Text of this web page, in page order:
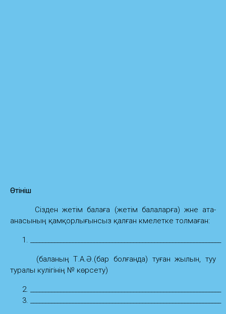
Өтініш
Сізден жетім балаға (жетім балаларға) және ата-
анасының қамқорлығынсыз қалған кәмелетке толмаған:
(баланың Т.А.Ә.(бар болғанда) туған жылын, туу
туралы куәлігінің № көрсету)